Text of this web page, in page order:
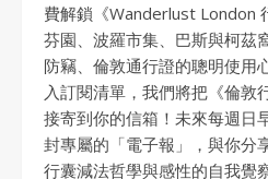
費解鎖《Wanderlust London
芬園、波羅市集、巴斯與柯茲
防竊、倫敦通行證的聰明使用
入訂閱清單，我們將把《倫敦
接寄到你的信箱！未來每週日
封專屬的「電子報」，與你分
行囊減法哲學與感性的自我覺